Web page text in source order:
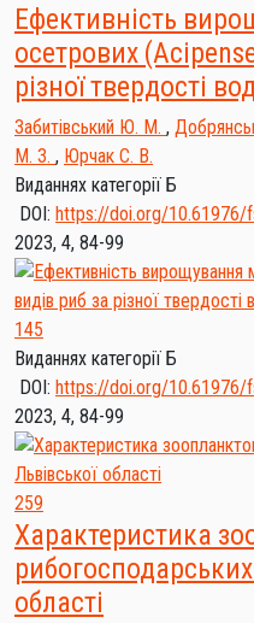
Ефективність
осетрових
різної твердості
Забитівський Ю. М. ,
М. З. , Юрчак С. В.
Виданнях категорії Б
DOI: https://doi.org/10.61976/
2023, 4, 84-99
145
Виданнях категорії Б
DOI: https://doi.org/10.61976/
2023, 4, 84-99
259
Характеристика
області